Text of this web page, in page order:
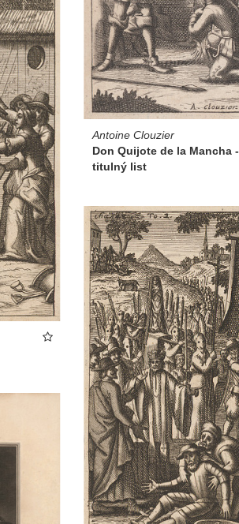
Antoine Clouzier
Don Quijote de la Mancha -
titulný list